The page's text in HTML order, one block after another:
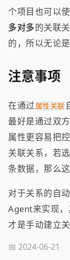
个项目也可以
多对多的关联
的，所以无论
注意事项
在通过 属性关联
最好是通过双
属性更容易把
关联关系，若
条数据，那么
对于关系的自
Agent来实现
才是手动建立
📅 2024-06-21